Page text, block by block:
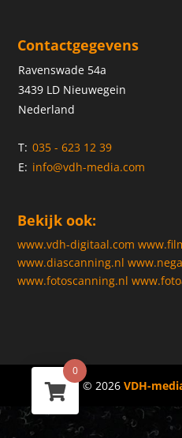
Contactgegevens
Ravenswade 54a
3439 LD Nieuwegein
Nederland
T: 035 - 623 12 39
E: info@vdh-media.com
Bekijk ook:
www.vdh-digitaal.com
www.diascanning.nl
www.fotoscanning.nl
© 2026 VDH-
0